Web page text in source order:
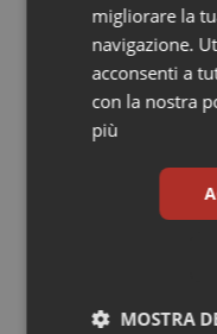
Puglia
Sardegna
Malattie rare
Malattia di
modelli
clinici
migliorare la
navigazione.
acconsenti a
con la nostra
più
MOSTRA